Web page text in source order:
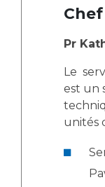
Pr
Le
est un
unités